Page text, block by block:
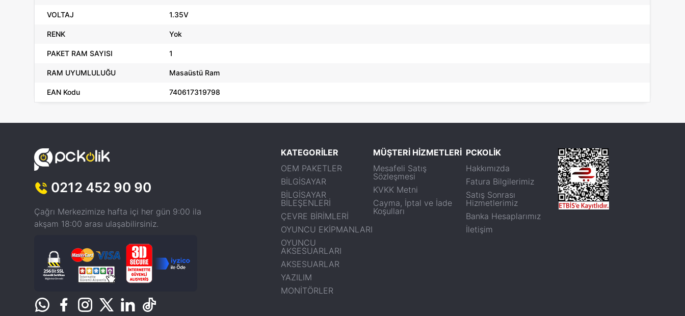
VOLTAJ 1.35V
RENK Yok
PAKET RAM SAYISI 1
RAM UYUMLULUĞU Masaüstü Ram
EAN Kodu 740617319798
0212 452 90 90
Çağrı Merkezimize hafta içi her gün 9:00 ila
akşam 18:00 arası ulaşabilirsiniz.
KATEGORİLER
OEM PAKETLER
BİLGİSAYAR
BİLGİSAYAR
BİLEŞENLERİ
ÇEVRE BİRİMLERİ
OYUNCU EKİPMANLARI
OYUNCU
AKSESUARLARI
AKSESUARLAR
YAZILIM
MONİTÖRLER
MÜŞTERİ HİZMETLERİ
Mesafeli Satış
Sözleşmesi
KVKK Metni
Cayma, İptal ve İade
Koşulları
PCKOLİK
Hakkımızda
Fatura Bilgilerimiz
Satış Sonrası
Hizmetlerimiz
Banka Hesaplarımız
İletişim